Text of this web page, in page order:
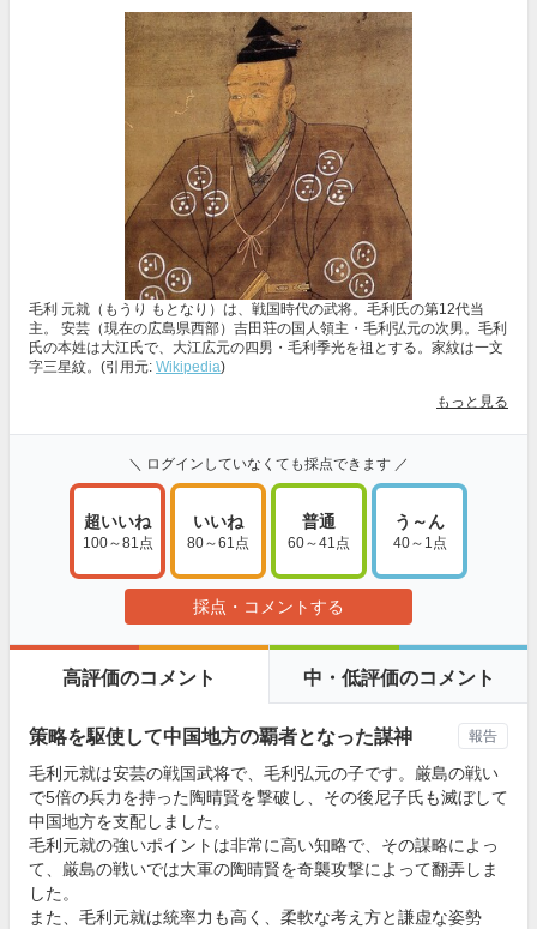
毛利 元就（もうり もとなり）は、戦国時代の武将。毛利氏の第12代当
主。 安芸（現在の広島県西部）吉田荘の国人領主・毛利弘元の次男。毛利
氏の本姓は大江氏で、大江広元の四男・毛利季光を祖とする。家紋は一文
字三星紋。(引用元: Wikipedia)
もっと見る
＼ ログインしていなくても採点できます ／
超いいね
100～81点
いいね
80～61点
普通
60～41点
う～ん
40～1点
採点・コメントする
高評価のコメント 中・低評価のコメント
策略を駆使して中国地方の覇者となった謀神
毛利元就は安芸の戦国武将で、毛利弘元の子です。厳島の戦い
で5倍の兵力を持った陶晴賢を撃破し、その後尼子氏も滅ぼして
中国地方を支配しました。
毛利元就の強いポイントは非常に高い知略で、その謀略によっ
て、厳島の戦いでは大軍の陶晴賢を奇襲攻撃によって翻弄しま
した。
また、毛利元就は統率力も高く、柔軟な考え方と謙虚な姿勢
報告